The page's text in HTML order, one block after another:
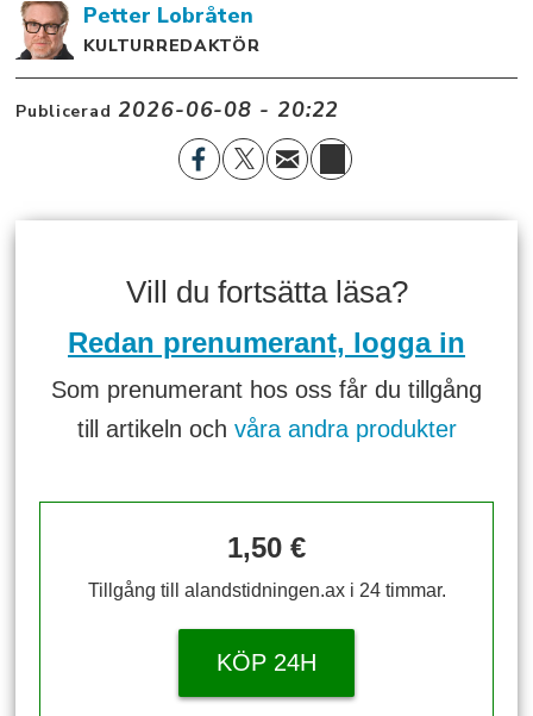
Petter Lobråten
KULTURREDAKTÖR
Publicerad 2026-06-08 - 20:22
Vill du fortsätta läsa?
Redan prenumerant, logga in
Som prenumerant hos oss får du tillgång
till artikeln och våra andra produkter
1,50 €
Tillgång till alandstidningen.ax i 24 timmar.
KÖP 24H